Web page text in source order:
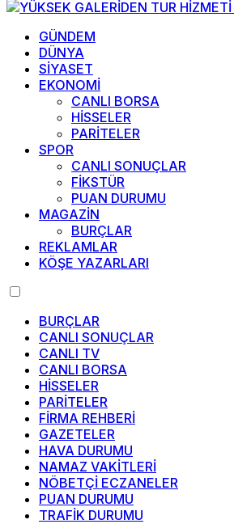
GÜNDEM
DÜNYA
SİYASET
EKONOMİ
CANLI BORSA
HİSSELER
PARİTELER
SPOR
CANLI SONUÇLAR
FİKSTÜR
PUAN DURUMU
MAGAZİN
BURÇLAR
REKLAMLAR
KÖŞE YAZARLARI
BURÇLAR
CANLI SONUÇLAR
CANLI TV
CANLI BORSA
HİSSELER
PARİTELER
FİRMA REHBERİ
GAZETELER
HAVA DURUMU
NAMAZ VAKİTLERİ
NÖBETÇİ ECZANELER
PUAN DURUMU
TRAFİK DURUMU